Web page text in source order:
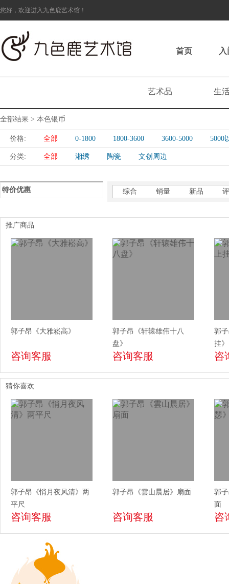
您好，欢迎进入九色鹿艺术馆！
首页
艺术品 生
全部结果 > 本色银币
价格: 全部 0-1800 1800-3600 3600-5000 5000
分类: 全部 湘绣 陶瓷 文创周边
特价优惠 综合 销量 新品
推广商品
郭子昂《大雅崧高》
咨询客服
郭子昂《轩辕雄伟十八
盘》
咨询客服
郭
挂》
咨
猜你喜欢
郭子昂《悄月夜风清》两
平尺
咨询客服
郭子昂《雲山晨居》扇面
咨询客服
郭
面
咨